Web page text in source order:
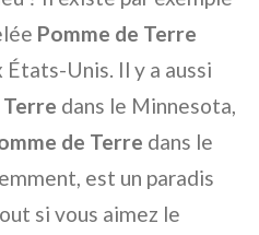
Pomme de Terre
Unis. Il y a aussi
dans le Minnesota,
de Terre dans le
est un paradis
si vous aimez le